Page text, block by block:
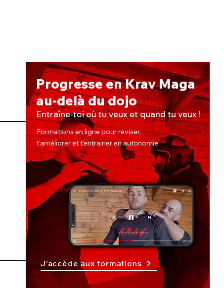
Progresse en Krav Maga
au-delà du dojo
Entraîne-toi où tu veux et quand tu veux !
Formations en ligne pour réviser,
t'améliorer et t'entrainer en autonomie.
J'accède aux formations